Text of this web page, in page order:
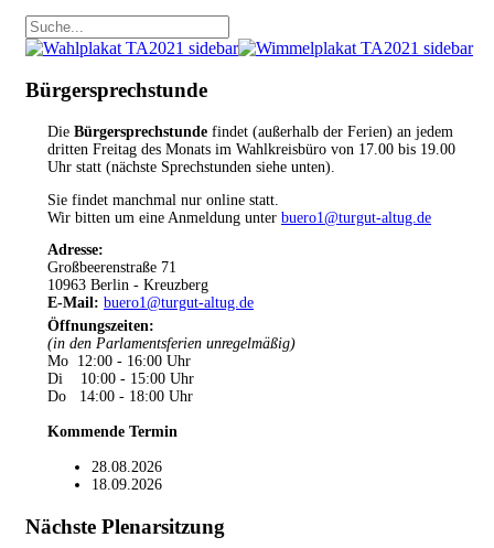
Bürgersprechstunde
Die Bürgersprechstunde findet (außerhalb der Ferien) an jedem
dritten Freitag des Monats im Wahlkreisbüro von 17.00 bis 19.00
Uhr statt (nächste Sprechstunden siehe unten).
Sie findet manchmal nur online statt.
Wir bitten um eine Anmeldung unter buero1@turgut-altug.de
Adresse:
Großbeerenstraße 71
10963 Berlin - Kreuzberg
E-Mail: buero1@turgut-altug.de
Öffnungszeiten:
(in den Parlamentsferien unregelmäßig)
Mo 12:00 - 16:00 Uhr
Di 10:00 - 15:00 Uhr
Do 14:00 - 18:00 Uhr
Kommende Termin
28.08.2026
18.09.2026
Nächste Plenarsitzung